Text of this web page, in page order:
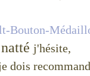
natté j'hésite,
dois